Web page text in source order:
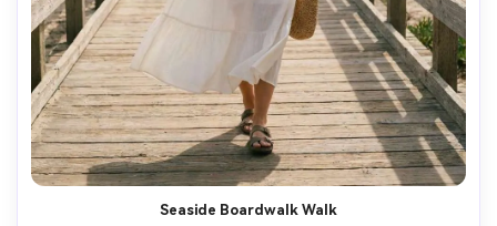
Seaside Boardwalk Walk